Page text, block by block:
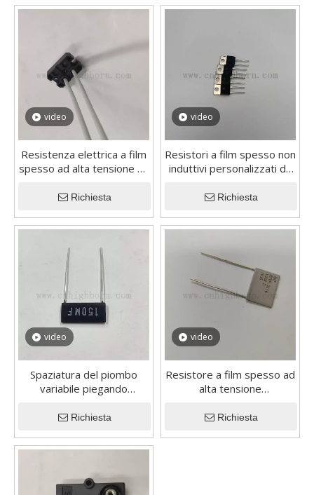
video
Resistenza elettrica a film
spesso ad alta tensione da
Richiesta
video
Resistori a film spesso non
induttivi personalizzati da
Richiesta
video
Spaziatura del piombo
variabile piegando
tensione ad alta tensione
Richiesta
video
Resistore a film spesso ad
alta tensione
stabilità a lungo termine
Richiesta